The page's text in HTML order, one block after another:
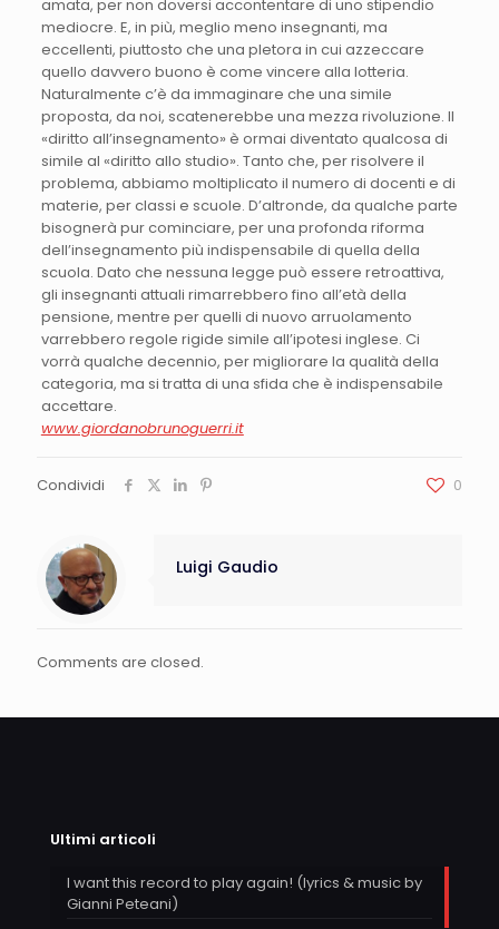
amata, per non doversi accontentare di uno stipendio
mediocre. E, in più, meglio meno insegnanti, ma
eccellenti, piuttosto che una pletora in cui azzeccare
quello davvero buono è come vincere alla lotteria.
Naturalmente c’è da immaginare che una simile
proposta, da noi, scatenerebbe una mezza rivoluzione. Il
«diritto all’insegnamento» è ormai diventato qualcosa di
simile al «diritto allo studio». Tanto che, per risolvere il
problema, abbiamo moltiplicato il numero di docenti e di
materie, per classi e scuole. D’altronde, da qualche parte
bisognerà pur cominciare, per una profonda riforma
dell’insegnamento più indispensabile di quella della
scuola. Dato che nessuna legge può essere retroattiva,
gli insegnanti attuali rimarrebbero fino all’età della
pensione, mentre per quelli di nuovo arruolamento
varrebbero regole rigide simile all’ipotesi inglese. Ci
vorrà qualche decennio, per migliorare la qualità della
categoria, ma si tratta di una sfida che è indispensabile
accettare.
www.giordanobrunoguerri.it
Condividi 0
Luigi Gaudio
Comments are closed.
Ultimi articoli
I want this record to play again! (lyrics & music by
Gianni Peteani)